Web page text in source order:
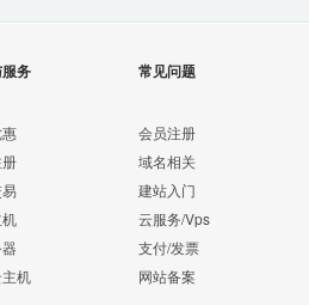
务
机
常见问题
会员注册
域名相关
建站入门
云服务/Vps
支付/发票
网站备案